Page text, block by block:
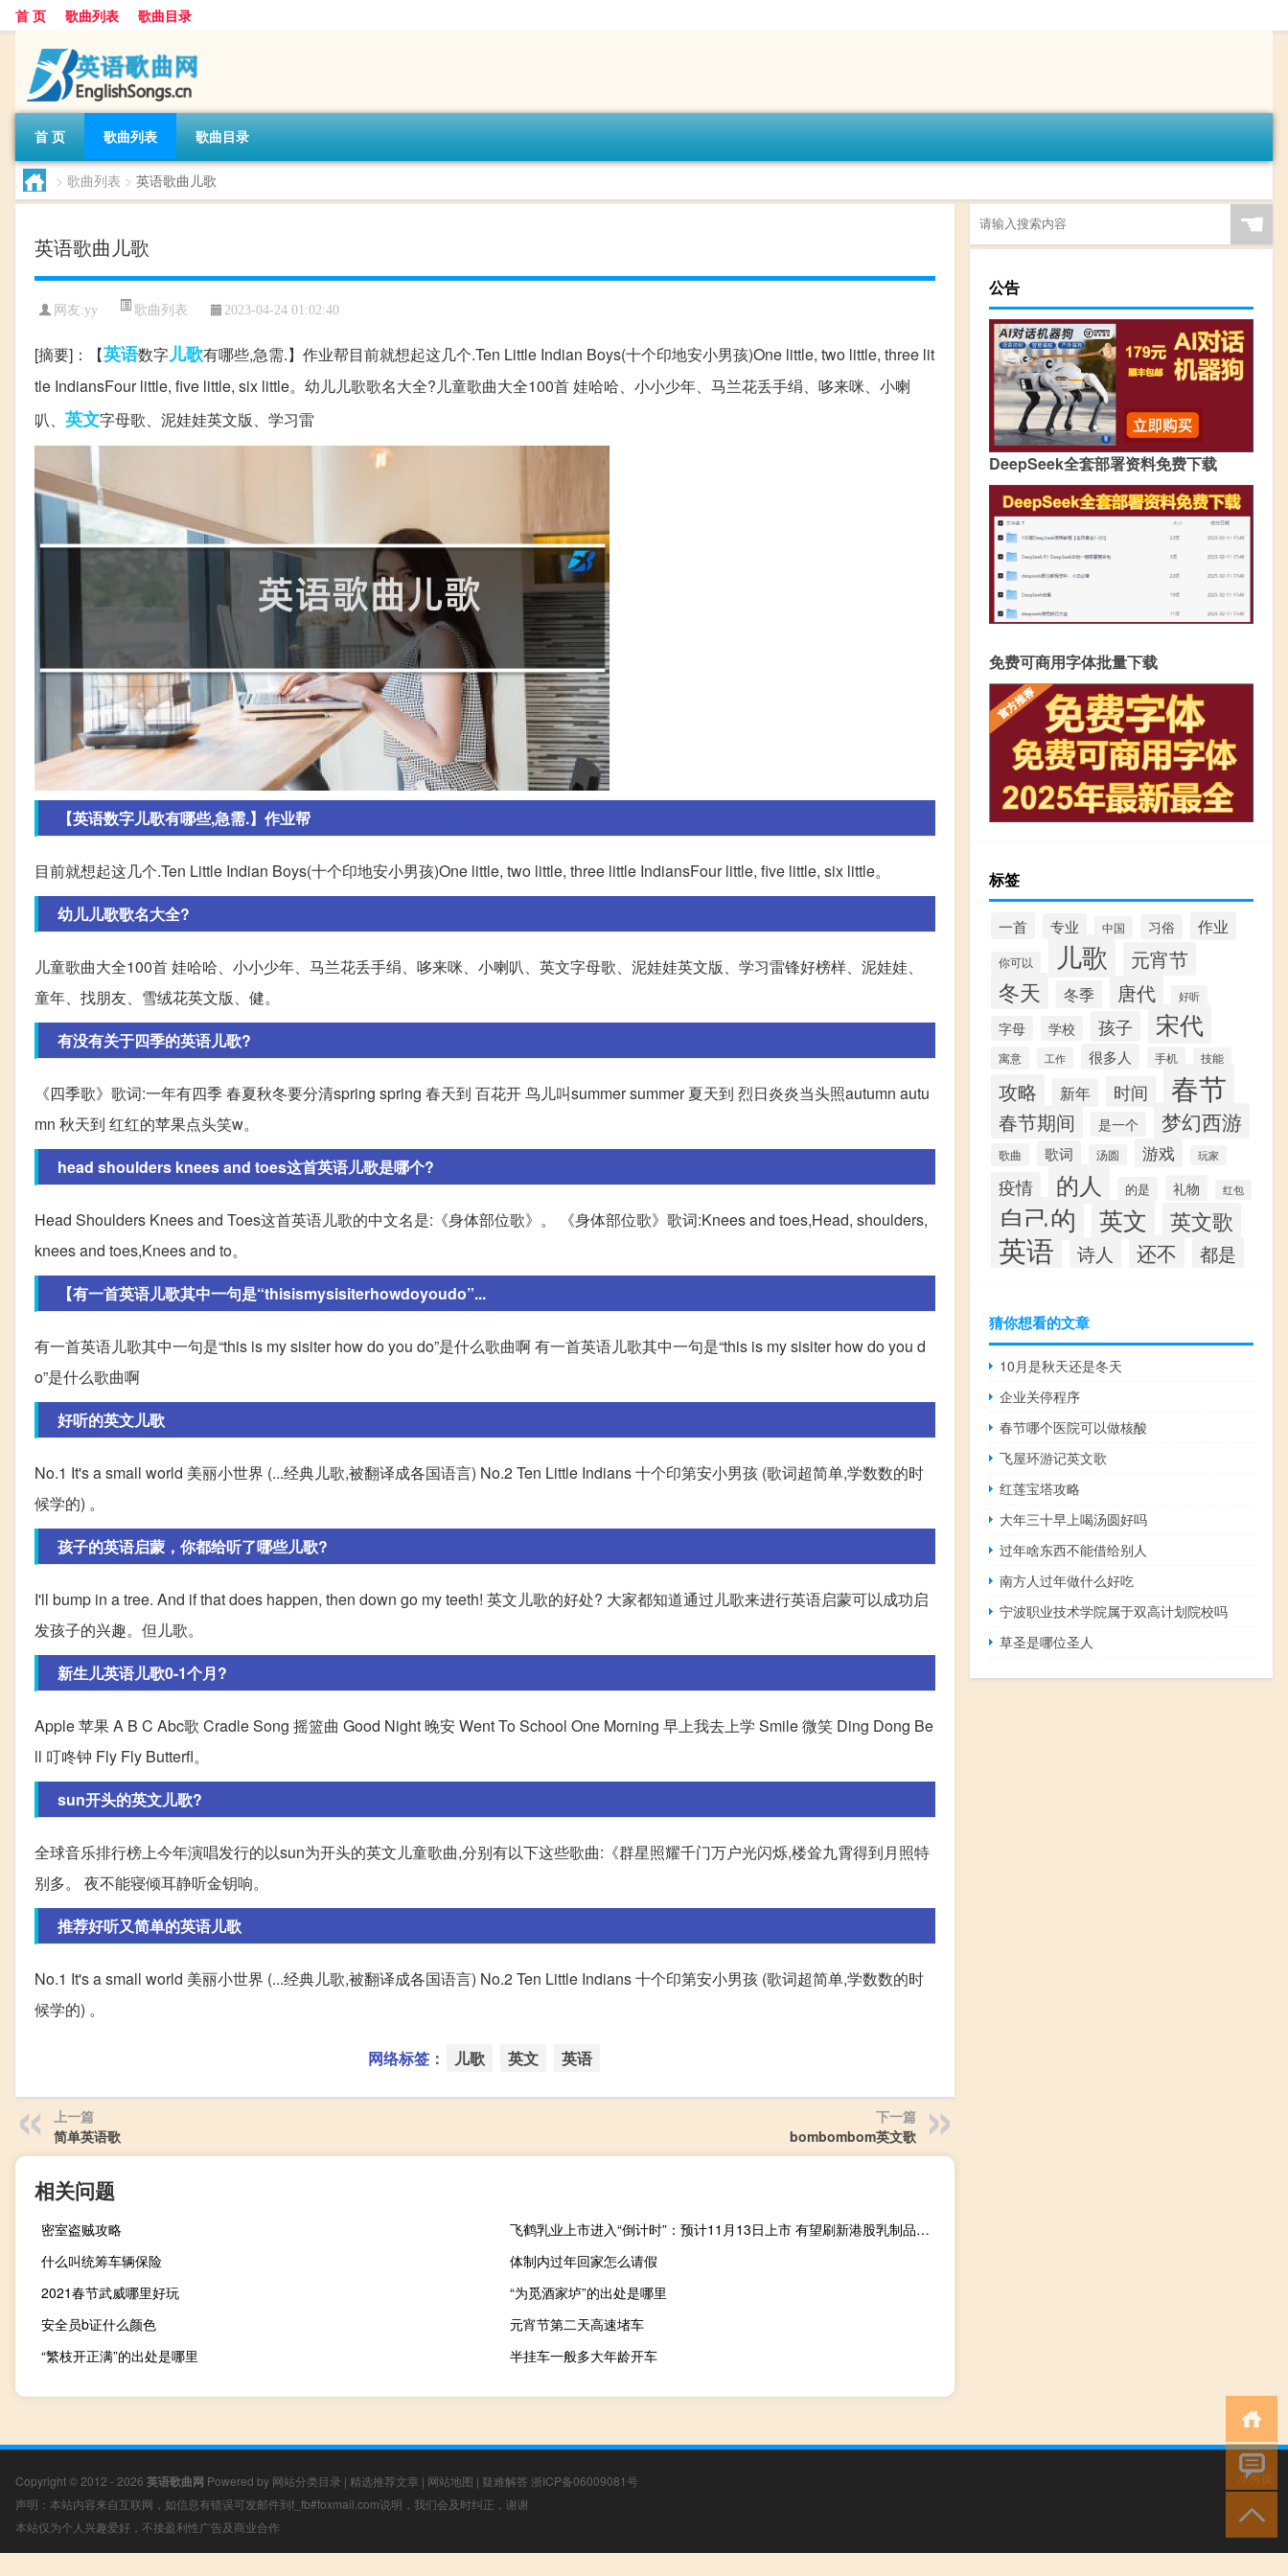
首 页 歌曲列表 歌曲目录
首 页 歌曲列表 歌曲目录
> 歌曲列表 > 英语歌曲儿歌
英语歌曲儿歌
网友:yy 歌曲列表 2023-04-24 01:02:40
[摘要]：【英语数字儿歌有哪些,急需.】作业帮目前就想起这几个.Ten Little Indian Boys(十个印地安小男孩)One little, two little, three lit
tle IndiansFour little, five little, six little。幼儿儿歌歌名大全?儿童歌曲大全100首 娃哈哈、小小少年、马兰花丢手绢、哆来咪、小喇
叭、 英文字母歌、泥娃娃英文版、学习雷
【英语数字儿歌有哪些,急需.】作业帮
目前就想起这几个.Ten Little Indian Boys(十个印地安小男孩)One little, two little, three little IndiansFour little, five little, six little。
幼儿儿歌歌名大全?
儿童歌曲大全100首 娃哈哈、小小少年、马兰花丢手绢、哆来咪、小喇叭、英文字母歌、泥娃娃英文版、学习雷锋好榜样、泥娃娃、
童年、找朋友、雪绒花英文版、健。
有没有关于四季的英语儿歌?
《四季歌》歌词:一年有四季 春夏秋冬要分清spring spring 春天到 百花开 鸟儿叫summer summer 夏天到 烈日炎炎当头照autumn autu
mn 秋天到 红红的苹果点头笑w。
head shoulders knees and toes这首英语儿歌是哪个?
Head Shoulders Knees and Toes这首英语儿歌的中文名是:《身体部位歌》。 《身体部位歌》歌词:Knees and toes,Head, shoulders,
knees and toes,Knees and to。
【有一首英语儿歌其中一句是“thisismysisiterhowdoyoudo”...
有一首英语儿歌其中一句是“this is my sisiter how do you do”是什么歌曲啊 有一首英语儿歌其中一句是“this is my sisiter how do you d
o”是什么歌曲啊
好听的英文儿歌
No.1 It's a small world 美丽小世界 (...经典儿歌,被翻译成各国语言) No.2 Ten Little Indians 十个印第安小男孩 (歌词超简单,学数数的时
候学的) 。
孩子的英语启蒙，你都给听了哪些儿歌?
I'll bump in a tree. And if that does happen, then down go my teeth! 英文儿歌的好处? 大家都知道通过儿歌来进行英语启蒙可以成功启
发孩子的兴趣。但儿歌。
新生儿英语儿歌0-1个月?
Apple 苹果 A B C Abc歌 Cradle Song 摇篮曲 Good Night 晚安 Went To School One Morning 早上我去上学 Smile 微笑 Ding Dong Be
ll 叮咚钟 Fly Fly Butterfl。
sun开头的英文儿歌?
全球音乐排行榜上今年演唱发行的以sun为开头的英文儿童歌曲,分别有以下这些歌曲:《群星照耀千门万户光闪烁,楼耸九霄得到月照特
别多。 夜不能寝倾耳静听金钥响。
推荐好听又简单的英语儿歌
No.1 It's a small world 美丽小世界 (...经典儿歌,被翻译成各国语言) No.2 Ten Little Indians 十个印第安小男孩 (歌词超简单,学数数的时
候学的) 。
网络标签： 儿歌 英文 英语
上一篇
简单英语歌
下一篇
bombombom英文歌
相关问题
密室盗贼攻略
飞鹤乳业上市进入“倒计时”：预计11月13日上市 有望刷新港股乳制品行业募资规模纪录
什么叫统筹车辆保险
体制内过年回家怎么请假
2021春节武威哪里好玩
“为觅酒家垆”的出处是哪里
安全员b证什么颜色
元宵节第二天高速堵车
“繁枝开正满”的出处是哪里
半挂车一般多大年龄开车
☚
公告
DeepSeek全套部署资料免费下载
免费可商用字体批量下载
标签
一首 专业 中国 习俗 作业
你可以 儿歌 元宵节
冬天 冬季 唐代 好听
字母 学校 孩子 宋代
寓意 工作 很多人 手机 技能
攻略 新年 时间 春节
春节期间 是一个 梦幻西游
歌曲 歌词 汤圆 游戏 玩家
疫情 的人 的是 礼物 红包
自己的 英文 英文歌
英语 诗人 还不 都是
猜你想看的文章
10月是秋天还是冬天
企业关停程序
春节哪个医院可以做核酸
飞屋环游记英文歌
红莲宝塔攻略
大年三十早上喝汤圆好吗
过年啥东西不能借给别人
南方人过年做什么好吃
宁波职业技术学院属于双高计划院校吗
草圣是哪位圣人
Copyright © 2012 - 2026 英语歌曲网 Powered by 网站分类目录 | 精选推荐文章 | 网站地图 | 疑难解答 浙ICP备06009081号
声明：本站内容来自互联网，如信息有错误可发邮件到f_fb#foxmail.com说明，我们会及时纠正，谢谢
本站仅为个人兴趣爱好，不接盈利性广告及商业合作
小男孩